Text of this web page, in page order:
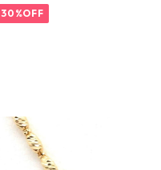
30%OFF